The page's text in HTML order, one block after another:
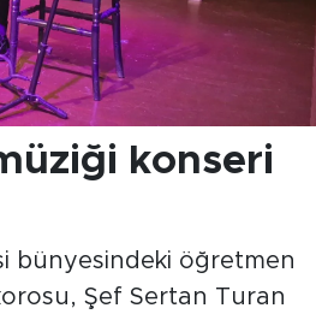
konseri
bünyesindeki öğretmen
Şef Sertan Turan